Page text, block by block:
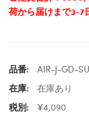
荷から届けまで3-7
品番:
AIR-J-GD-
在庫:
在庫あり
税別:
¥4,090